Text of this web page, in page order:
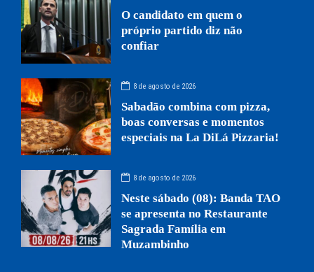
O candidato em quem o
próprio partido diz não
confiar
8 de agosto de 2026
Sabadão combina com pizza,
boas conversas e momentos
especiais na La DiLá Pizzaria!
8 de agosto de 2026
Neste sábado (08): Banda TAO
se apresenta no Restaurante
Sagrada Família em
Muzambinho